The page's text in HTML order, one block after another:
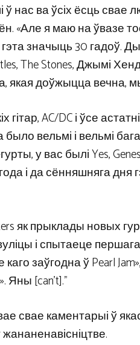
ў нас ва ўсіх ёсць свае
ён. «Але я маю на ўвазе
гэта значыць 30 гадоў.
The Stones, Джымі
якая доўжыцца вечна,
AC/DC і ўсе
вельмі і вельмі
у вас былі Yes,
і да сённяшняга
як прыклады новых
і спытаеце
заўгодна ў Pearl
[can’t].”
свае каментарыі ў